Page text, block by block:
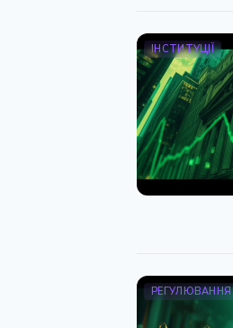
ІНСТИТУЦІЇ
РЕГУЛЮВАННЯ